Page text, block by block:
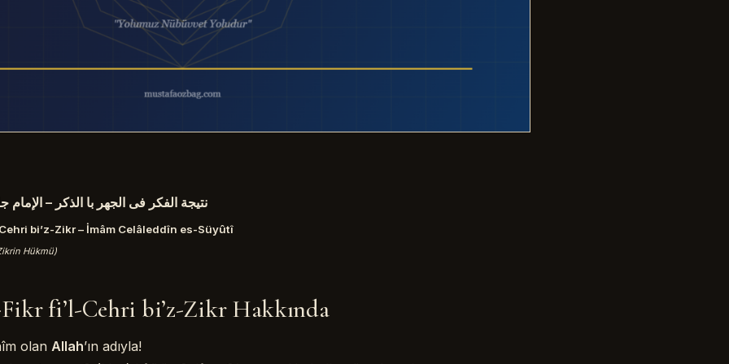
نتيجة الفكر فى الجهر با الذكر –
bi’z-Zikr – İmâm Celâleddîn es-Süyûtî
Hükmü)
Cehri bi’z-Zikr Hakkında
fi’l-Cehri bi’z-Zikr Hakkında
olan Allah’ın adıyla!